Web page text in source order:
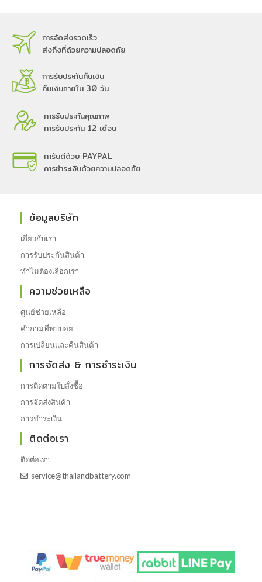
การจัดส่งรวดเร็ว
ส่งถึงที่ด้วยความปลอดภัย
การรับประกันคืนเงิน
คืนเงินภายใน 30 วัน
การรับประกันคุณภาพ
การรับประกัน 12 เดือน
การันตีด้วย PAYPAL
การชำระเงินด้วยความปลอดภัย
ข้อมูลบริษัท
เกี่ยวกับเรา
การรับประกันสินค้า
ทำไมต้องเลือกเรา
ความช่วยเหลือ
ศูนย์ช่วยเหลือ
คำถามที่พบบ่อย
การเปลี่ยนและคืนสินค้า
การจัดส่ง & การชำระเงิน
การติดตามใบสั่งซื้อ
การจัดส่งสินค้า
การชำระเงิน
ติดต่อเรา
ติดต่อเรา
service@thailandbattery.com